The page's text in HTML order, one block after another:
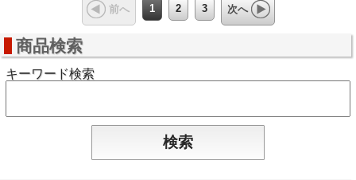
前へ 1 2 3 次へ
商品検索
キーワード検索